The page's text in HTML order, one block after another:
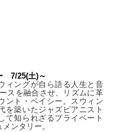
7/25(土)～
ィングが自ら語る人生と音
スを融合させ、リズムに革
ント・ベイシー。スウィン
を築いたジャズピアニスト
て知られざるプライベート
ンタリー。